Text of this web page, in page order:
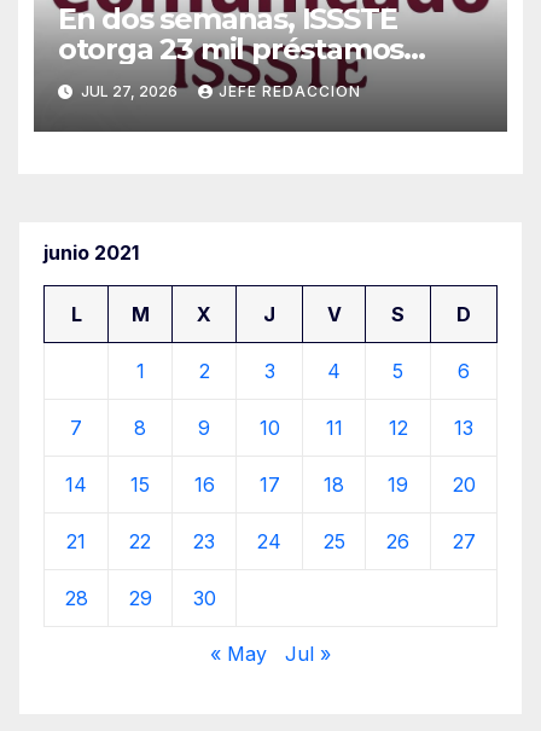
En dos semanas, ISSSTE
otorga 23 mil préstamos
personales
JUL 27, 2026 JEFE REDACCION
junio 2021
L M X J V S D
1 2 3 4 5 6
7 8 9 10 11 12 13
14 15 16 17 18 19 20
21 22 23 24 25 26 27
28 29 30
« May Jul »